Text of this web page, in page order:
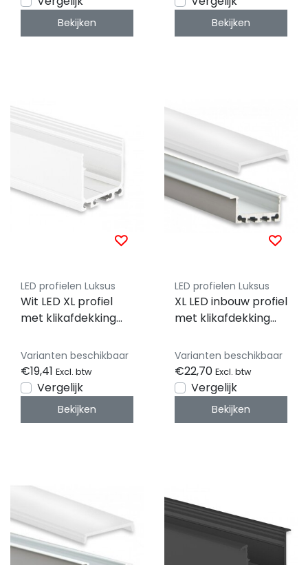
Bekijken Bekijken
LED profielen Luksus
Wit LED XL profiel
met klikafdekking
mm - XL06Wit
Varianten beschikbaar
€19,41 Excl. btw
Vergelijk
Bekijken
LED profielen Luksus
XL LED inbouw profiel
met klikafdekking
- XL05ALU
Varianten beschikbaar
€22,70 Excl. btw
Vergelijk
Bekijken